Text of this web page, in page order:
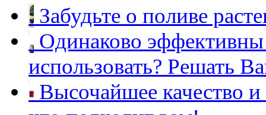
Забудьте о поливе
Одинаково
использовать? Решать
Высочайшее качество